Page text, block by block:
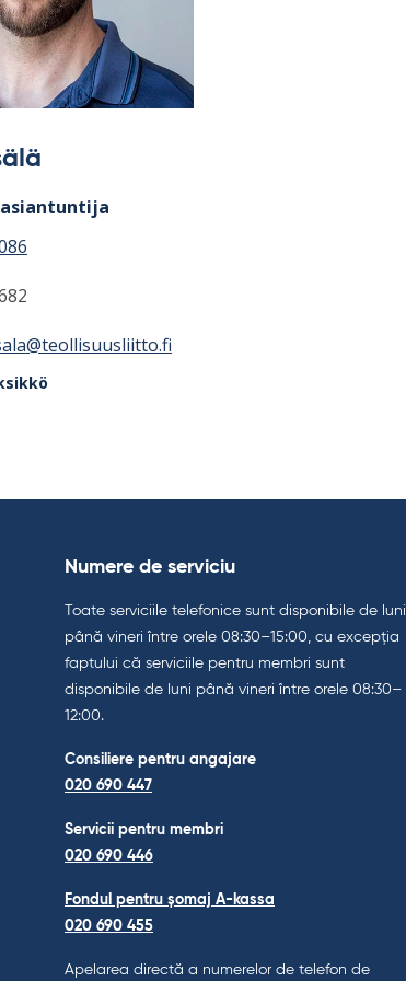
Numere de serviciu
Toate serviciile telefonice sunt disponibile de luni
până vineri între orele 08:30–15:00, cu excepția
faptului că serviciile pentru membri sunt
disponibile de luni până vineri între orele 08:30–
12:00.
Consiliere pentru angajare
020 690 447
Servicii pentru membri
020 690 446
Fondul pentru șomaj A-kassa
020 690 455
Apelarea directă a numerelor de telefon de